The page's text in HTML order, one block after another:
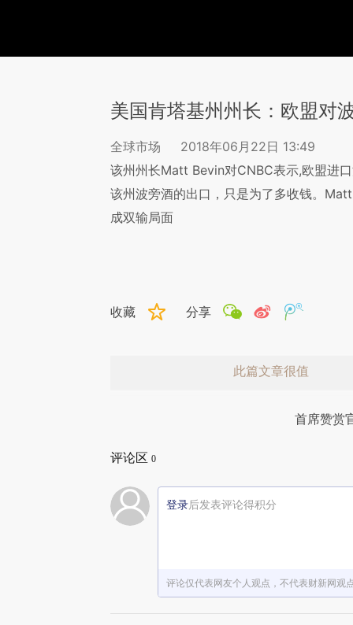
美国肯塔基州州长：欧盟对
全球市场
2018年06月22日 13:49
该州州长Matt Bevin对CNBC表示,欧盟进
该州波旁酒的出口，只是为了多收钱。
成双输局面
收藏 分享
此篇文章很值
首席赞赏
评论区 0
登录后发表评论得积分
评论仅代表网友个人观点，不代表财新网观